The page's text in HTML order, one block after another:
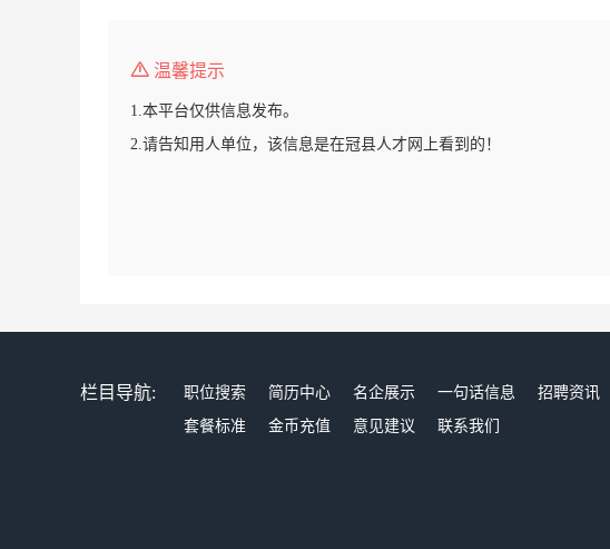
温馨提示
1.本平台仅供信息发布。
2.请告知用人单位，该信息是在冠县人才网上看到的！
栏目导航: 职位搜索 简历中心 名企展示 一句话信息 招聘资讯
套餐标准
金币充值 意见建议 联系我们